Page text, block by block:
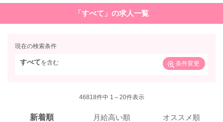
「すべて」の求人一覧
現在の検索条件
すべてを含む 条件変更
46818件中 1～20件表示
新着順 月給高い順 オススメ順